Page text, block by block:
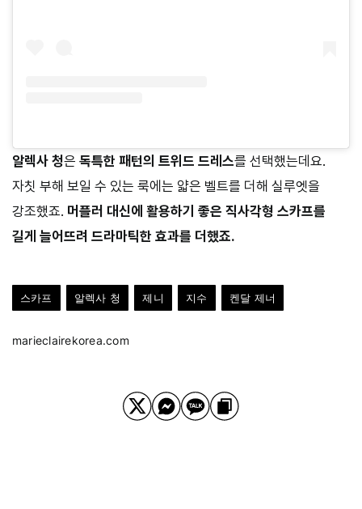
알렉사 청은 독특한 패턴의 트위드 드레스를 선택했는데요.
자칫 부해 보일 수 있는 룩에는 얇은 벨트를 더해 실루엣을
강조했죠. 머플러 대신에 활용하기 좋은 직사각형 스카프를
길게 늘어뜨려 드라마틱한 효과를 더했죠.
스카프 알렉사 청 제니 지수 켄달 제너
marieclairekorea.com